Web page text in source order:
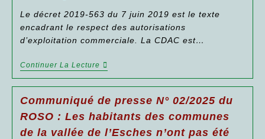
Préfectoraux
D’autorisation
Et
D’enregistrement
Logistiques
De
Esches
Et
Saint-
Crépin-
Accordés
Le décret 2019-563 du 7 juin 2019 est le texte
encadrant le respect des autorisations
d’exploitation commerciale. La CDAC est…
Continuer La LectureCommuniqué
03/2025
Du
ROSO :
Membre
Communiqué de presse N° 02/2025 du
ROSO : Les habitants des communes
de la vallée de l’Esches n’ont pas été